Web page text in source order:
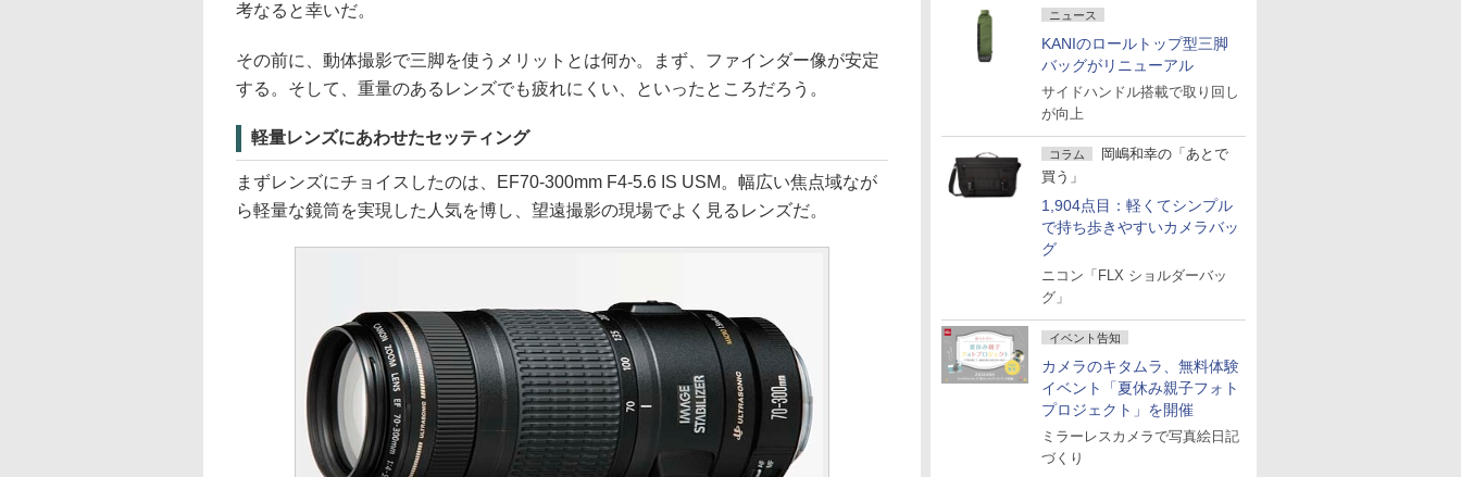
ニュース
KANIのロールトップ型三脚
バッグがリニューアル
サイドハンドル搭載で取り回し
が向上
コラム
岡嶋和幸の「あとで
買う」
1,904点目：軽くてシンプル
で持ち歩きやすいカメラバッ
グ
ニコン「FLX ショルダーバッ
グ」
イベント告知
カメラのキタムラ、無料体験
イベント「夏休み親子フォト
プロジェクト」を開催
ミラーレスカメラで写真絵日記
づくり
考なると幸いだ。
その前に、動体撮影で三脚を使うメリットとは何か。まず、ファインダー像が安定
する。そして、重量のあるレンズでも疲れにくい、といったところだろう。
軽量レンズにあわせたセッティング
まずレンズにチョイスしたのは、EF70-300mm F4-5.6 IS USM。幅広い焦点域なが
ら軽量な鏡筒を実現した人気を博し、望遠撮影の現場でよく見るレンズだ。